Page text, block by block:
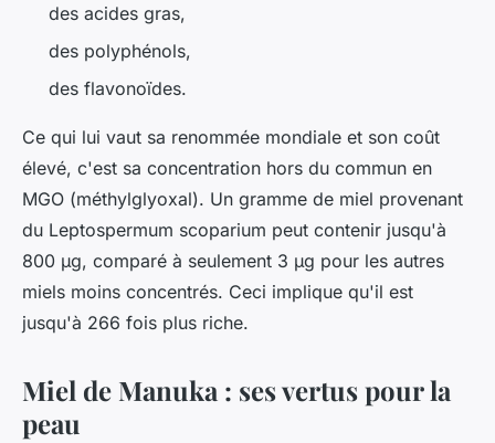
des acides gras,
des polyphénols,
des flavonoïdes.
Ce qui lui vaut sa renommée mondiale et son coût
élevé, c'est sa concentration hors du commun en
MGO (méthylglyoxal). Un gramme de miel provenant
du Leptospermum scoparium peut contenir jusqu'à
800 µg, comparé à seulement 3 µg pour les autres
miels moins concentrés. Ceci implique qu'il est
jusqu'à 266 fois plus riche.
Miel de Manuka : ses vertus pour la
peau